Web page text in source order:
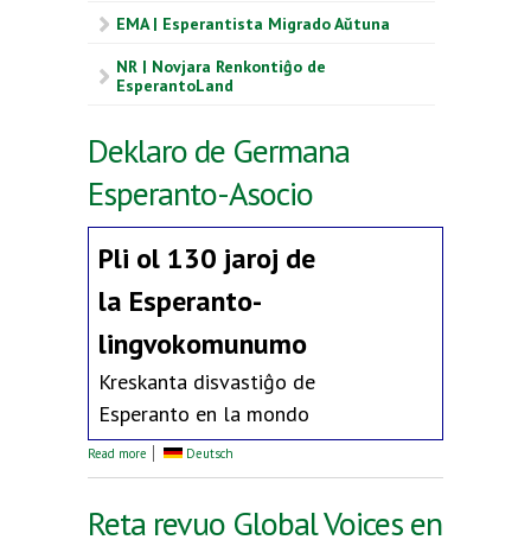
EMA | Esperantista Migrado Aŭtuna
NR | Novjara Renkontiĝo de
EsperantoLand
Deklaro de Germana
Esperanto-Asocio
Pli ol 130 jaroj de
la Esperanto-
lingvokomunumo
Kreskanta disvastiĝo de
Esperanto en la mondo
Read more about Deklaro de Germana Esperanto-Asocio
Deutsch
Reta revuo Global Voices en